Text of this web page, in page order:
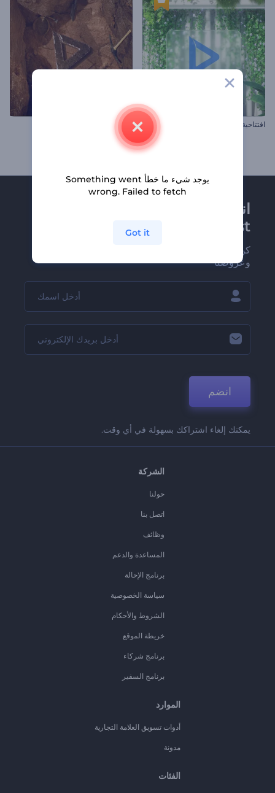
افتتاحية اللافتة الزجاجية افتتاحية الاستكشافات الحفرية
انضم إلى نشرة
Renderforest الإخبارية
كن من بين أوائل من يستلمون أحدث أخبارنا
وعروضنا
انضم
يمكنك إلغاء اشتراكك بسهولة في أي وقت.
الشركة
حولنا
اتصل بنا
وظائف
المساعدة والدعم
برنامج الإحالة
سياسة الخصوصية
الشروط والأحكام
خريطة الموقع
برنامج شركاء
برنامج السفير
الموارد
أدوات تسويق العلامة التجارية
مدونة
الفئات
يوجد شيء ما خطأ Something went
wrong. Failed to fetch
Got it